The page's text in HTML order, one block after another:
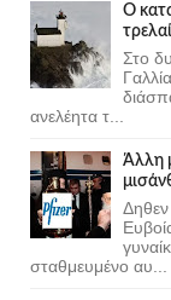
Ο
Στο
ανελέητα τ...
Άλλη
σταθμευμένο αυ...